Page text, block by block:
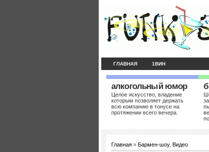
ГЛАВНАЯ 1ВИН
алкогольный юмор
Целое искусство, владение
которым позволяет держать
всю компанию в тонусе на
протяжении всего вечера.
Главная » Бармен-шоу, Видео